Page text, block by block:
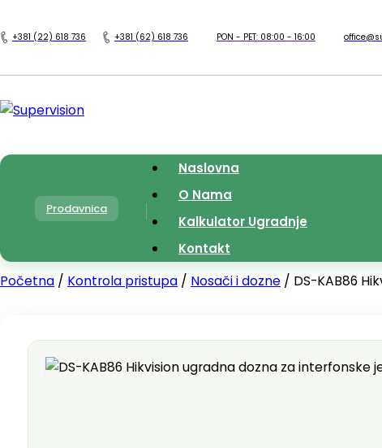
+381 (22) 618 736 +381 (62) 618 736 PON - PET: 08:00 - 16:00
Prodavnica
Naslovna
O Nama
Kalkulator Ugradnje
Kontakt
Početna / Kontrola pristupa / Nosači i dozne / DS-KAB86